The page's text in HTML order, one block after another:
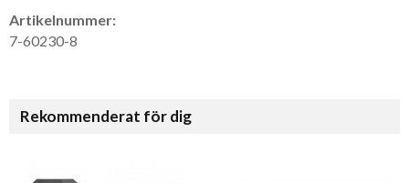
Artikelnummer:
7-60230-8
Rekommenderat för dig